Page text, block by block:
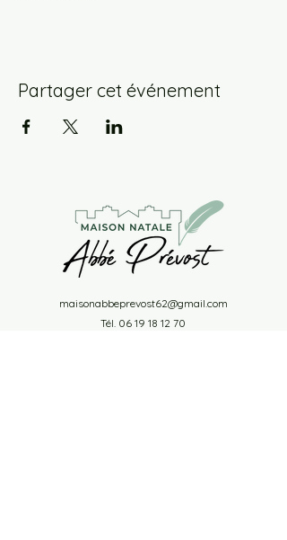
Partager cet événement
maisonabbeprevost62@gmail.com
Tél. 06 19 18 12 70